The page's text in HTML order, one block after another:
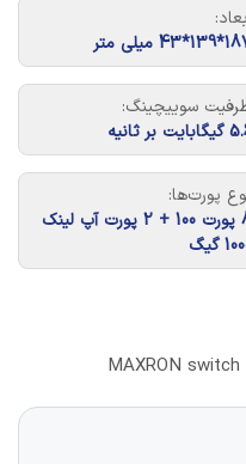
میلی متر
سوییچینگ:
بر ثانیه
پورت‌ها:
8 پورت 100 + 2 پورت آپ لینک
گیگ
MAXRON